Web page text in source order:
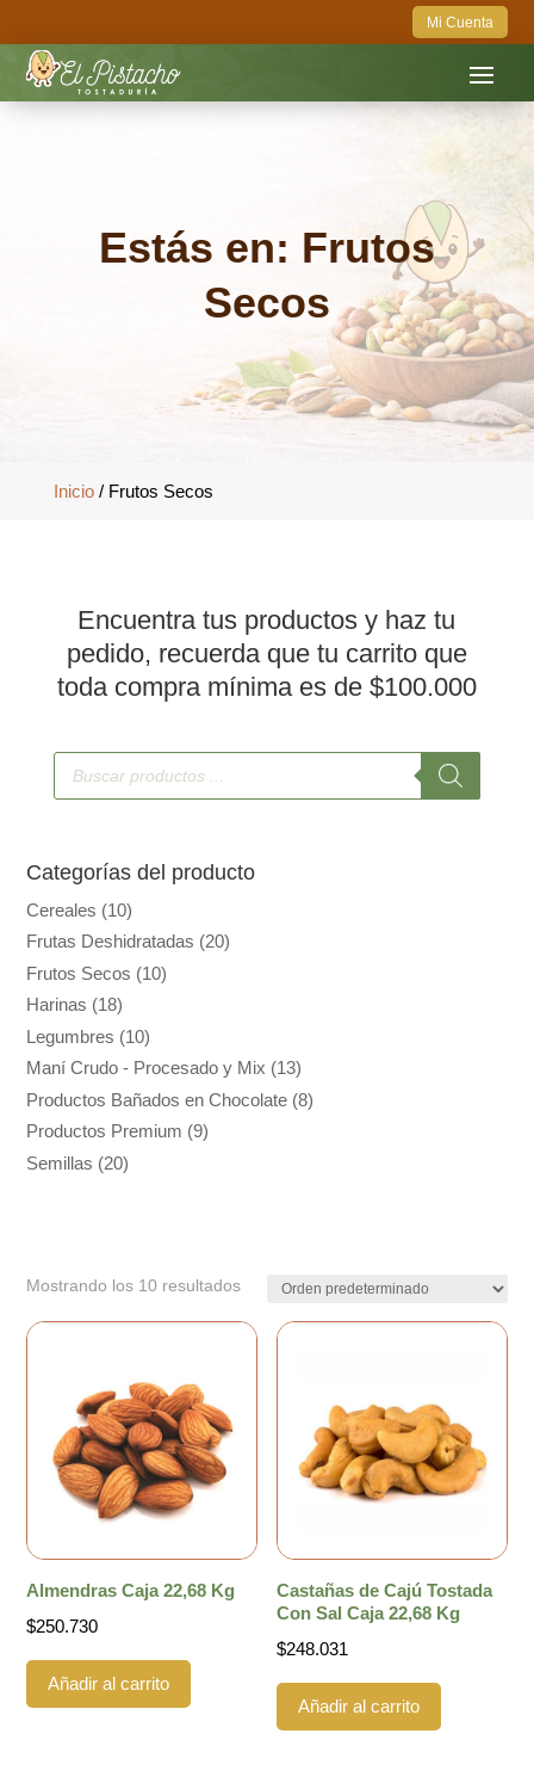
Mi Cuenta
Estás en: Frutos
Secos
Inicio/ Frutos Secos
Encuentra tus productos y haz tu
pedido, recuerda que tu carrito que
toda compra mínima es de $100.000
Búsqueda
productos
Categorías del producto
Cereales (10)
Frutas Deshidratadas (20)
Frutos Secos (10)
Harinas (18)
Legumbres (10)
Maní Crudo - Procesado y Mix (13)
Productos Bañados en Chocolate (8)
Productos Premium (9)
Semillas (20)
Mostrando los 10 resultados
Almendras Caja 22,68 Kg
$250.730
Añadir al carrito
Castañas de Cajú Tostada
Con Sal Caja 22,68 Kg
$248.031
Añadir al carrito